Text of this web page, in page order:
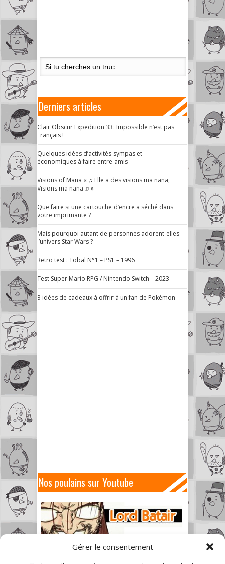
Gérer le consentement
Derniers articles
Clair Obscur Expedition 33: Impossible n’est pas
Français !
Quelques idées d’activités sympas et
économiques à faire entre amis
Visions of Mana « ♫ Elle a des visions ma nana,
Visions ma nana ♫ »
Que faire si une cartouche d’encre a séché dans
votre imprimante ?
Mais pourquoi autant de personnes adorent-elles
l’univers Star Wars ?
Retro test : Tobal N°1 – PS1 – 1996
Test Super Mario RPG / Nintendo Switch – 2023
3 idées de cadeaux à offrir à un fan de Pokémon
Nos poulains sur Youtube